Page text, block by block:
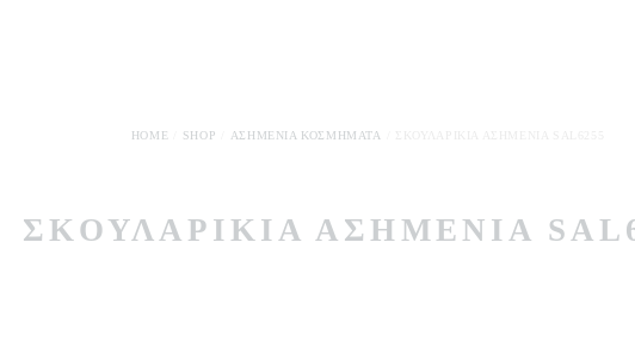
HOME SHOP ΑΣΗΜΈΝΙΑ ΚΟΣΜΉΜΑΤΑ
ΣΚΟΥΛΑΡΊΚΙΑ ΑΣΗΜΈΝΙΑ